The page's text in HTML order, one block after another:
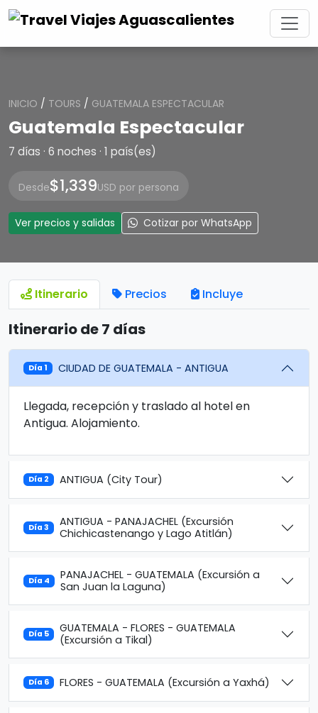
INICIO / TOURS / GUATEMALA ESPECTACULAR
Guatemala Espectacular
7 días · 6 noches · 1 país(es)
Desde$1,339USD por persona
Ver precios y salidas Cotizar por WhatsApp
Itinerario Precios Incluye
Itinerario de 7 días
Día 1 CIUDAD DE GUATEMALA - ANTIGUA
Llegada, recepción y traslado al hotel en
Antigua. Alojamiento.
Día 2 ANTIGUA (City Tour)
Día 3
ANTIGUA - PANAJACHEL (Excursión
Chichicastenango y Lago Atitlán)
Día 4
PANAJACHEL - GUATEMALA (Excursión a
San Juan la Laguna)
Día 5
GUATEMALA - FLORES - GUATEMALA
(Excursión a Tikal)
Día 6 FLORES - GUATEMALA (Excursión a Yaxhá)